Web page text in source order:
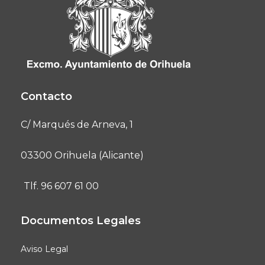
Contacto
C/ Marqués de Arneva, 1
03300 Orihuela (Alicante)
Tlf. 96 607 61 00
Documentos Legales
Aviso Legal